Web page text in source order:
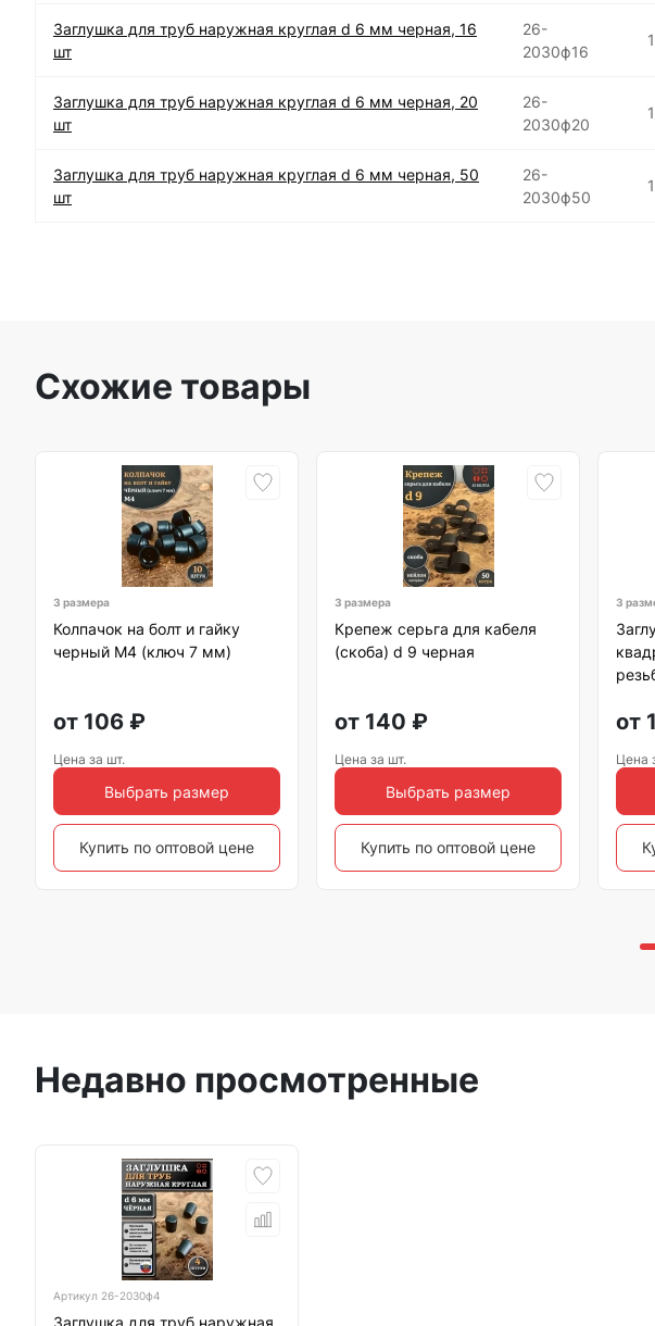
Заглушка для труб наружная круглая d 6 мм черная, 16
шт
26-
2030ф16
Заглушка для труб наружная круглая d 6 мм черная, 20
шт
26-
2030ф20
Заглушка для труб наружная круглая d 6 мм черная, 50
шт
26-
2030ф50
Схожие товары
3 размера
Колпачок на болт и гайку
черный M4 (ключ 7 мм)
от 106 ₽
Цена за шт.
Выбрать размер
Купить по оптовой цене
3 размера
Крепеж серьга для кабеля
(скоба) d 9 черная
от 140 ₽
Цена за шт.
Выбрать размер
Купить по оптовой цене
3
от
Цена
Недавно просмотренные
Артикул 26-2030ф4
Заглушка для труб наружная